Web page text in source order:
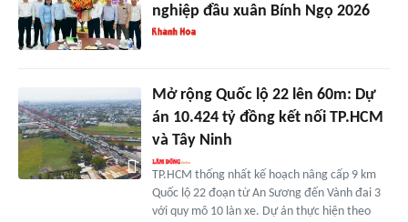
nghiệp đầu xuân Bính Ngọ 2026
Mở rộng Quốc lộ 22 lên 60m: Dự
án 10.424 tỷ đồng kết nối TP.HCM
và Tây Ninh
TP.HCM thống nhất kế hoạch nâng cấp 9 km
Quốc lộ 22 đoạn từ An Sương đến Vành đai 3
với quy mô 10 làn xe. Dự án thực hiện theo